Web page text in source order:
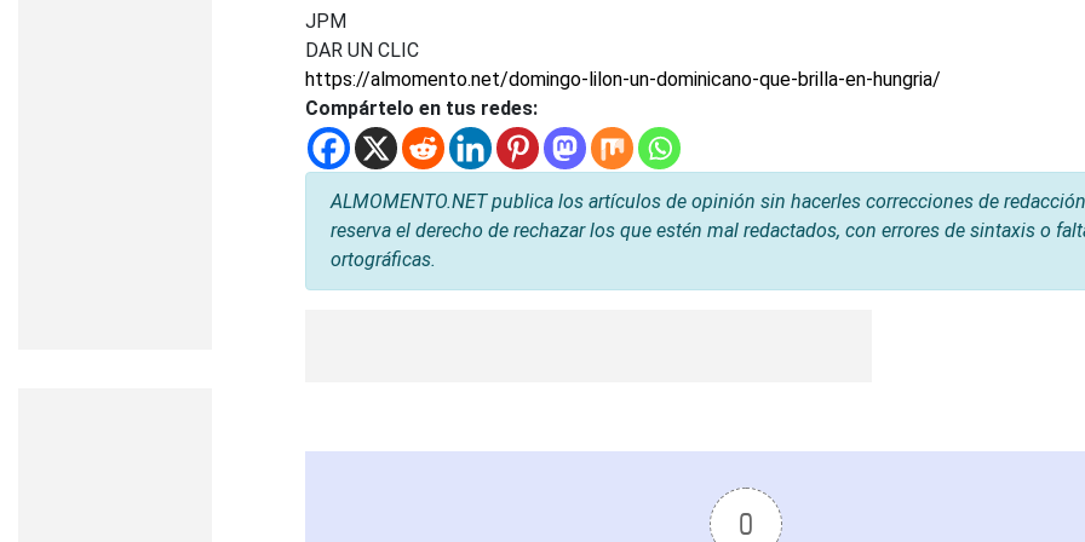
JPM
DAR UN CLIC
https://almomento.net/domingo-lilon-un-dominicano-que-brilla-en-hungria/
Compártelo en tus redes:
ALMOMENTO.NET publica los artículos de opinión sin hacerles correcciones de
reserva el derecho de rechazar los que estén mal redactados, con errores de sintaxis o
ortográficas.
0